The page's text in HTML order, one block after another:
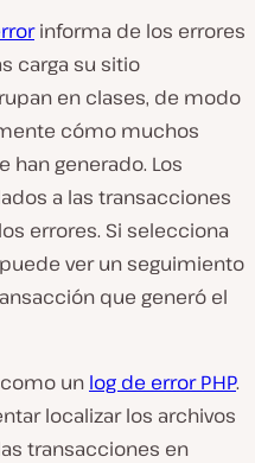
informa de los errores
carga su sitio
en clases, de modo
cómo muchos
generado. Los
a las transacciones
errores. Si selecciona
ver un seguimiento
que generó el
un log de error PHP.
localizar los archivos
transacciones en